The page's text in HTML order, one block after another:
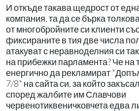
И откъде такава щедрост от
компания, та да се бърка
от многобройните си клиенти
фиксираните в тия две числа
атакуват с неравноделния си
на прибежки парламента? Че на
енергично да рекламират
7/8" на сайта си, за който
според жалбите им Славчови
червенотиквеничковчета едва